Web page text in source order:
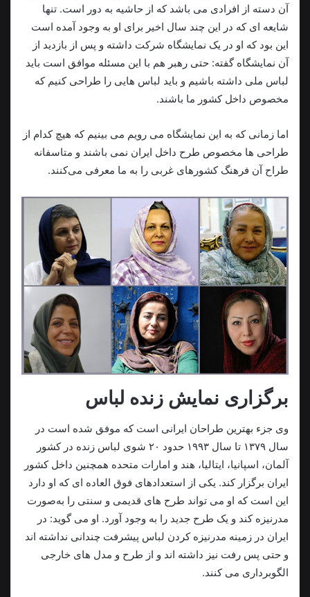
آن دسته از افرادی می باشد که از حاشیه به دور است. تنها
شایعه ای که در این چند سال اخیر برای او به وجود آمده است
این بود که او در یک نمایشگاه شرکت داشته و پس از بازدید از
آن نمایشگاه گفته: حتی رهبر هم با این مسئله موافق است باید
لباس ملی داشته باشیم و باید لباس هایی را طراحی کنیم که
مخصوص داخل کشور ما باشند.
اما زمانی که به این نمایشگاه می رویم می بینیم که هیچ کدام از
طراحی ها مخصوص طرح داخل ایران نمی باشند و متاسفانه
طراح آن فرهنگ کشورهای غربی را به ما معرفی می‌کنند.
برگزاری نمایش زنده لباس
وی جزء بهترین طراحان ایرانی است که موفق شده است در
سال ۱۳۷۹ تا سال ۱۹۹۳ حدود ۲۰ شوی لباس زنده در کشور
آلمان، اسپانیا، ایتالیا، هند و امارات متحده همچنین داخل کشور
ایران برگزار کند. یکی از استعدادهای فوق العاده ای که او دارد
این است که او می تواند طرح های قدیمی و سنتی را به‌صورت
مدرنیزه کند و یک طرح جدید را به وجود آورد. او می گوید: در
ایران در زمینه مدرنیزه کردن لباس پیشرفت چندانی نداشته اند
و حتی پس رفت نیز داشته اند و از طرح و مدل های خارجی
الگوبرداری می کنند.